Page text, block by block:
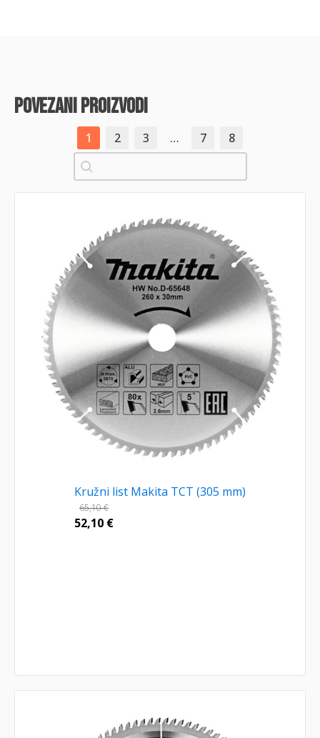
povezani proizvodi
1 2 3 … 7
8
Pretraži
Kružni list Makita TCT (305 mm)
65,10€
52,10 €